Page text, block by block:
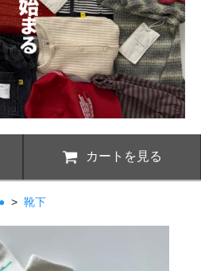
カートを見る
> 靴下